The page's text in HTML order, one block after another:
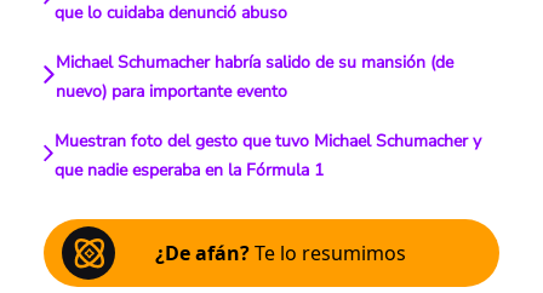
que lo cuidaba denunció abuso
Michael Schumacher habría salido de su mansión (de
nuevo) para importante evento
Muestran foto del gesto que tuvo Michael Schumacher y
que nadie esperaba en la Fórmula 1
¿De afán?Te lo resumimos